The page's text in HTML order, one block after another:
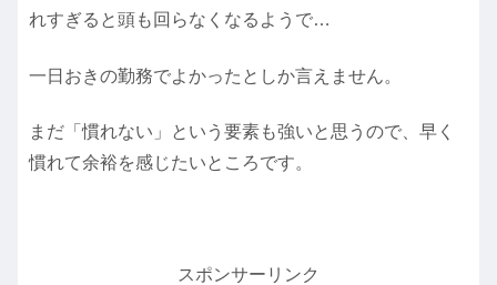
れすぎると頭も回らなくなるようで…
一日おきの勤務でよかったとしか言えません。
まだ「慣れない」という要素も強いと思うので、早く
慣れて余裕を感じたいところです。
スポンサーリンク